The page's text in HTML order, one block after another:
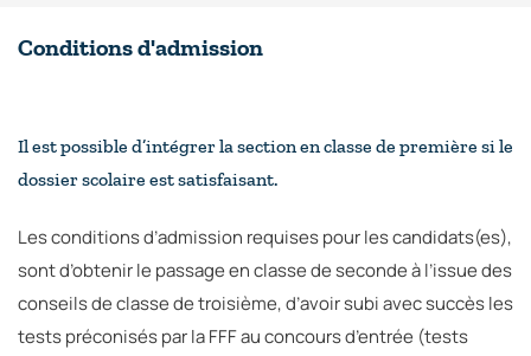
Conditions d'admission
Il est possible d’intégrer la section en classe de première si le
dossier scolaire est satisfaisant.
Les conditions d’admission requises pour les candidats(es),
sont d’obtenir le passage en classe de seconde à l’issue des
conseils de classe de troisième, d’avoir subi avec succès les
tests préconisés par la FFF au concours d’entrée (tests